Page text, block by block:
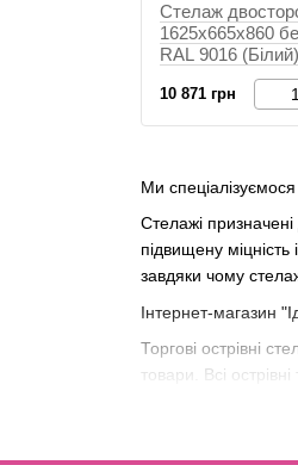
Ми
Стелажі
підвищену
завдяки чому
Інтернет-магазин
Торгові острівні
товари. Всі
Стелаж
1625х665х860
RAL 9016
10 871 грн